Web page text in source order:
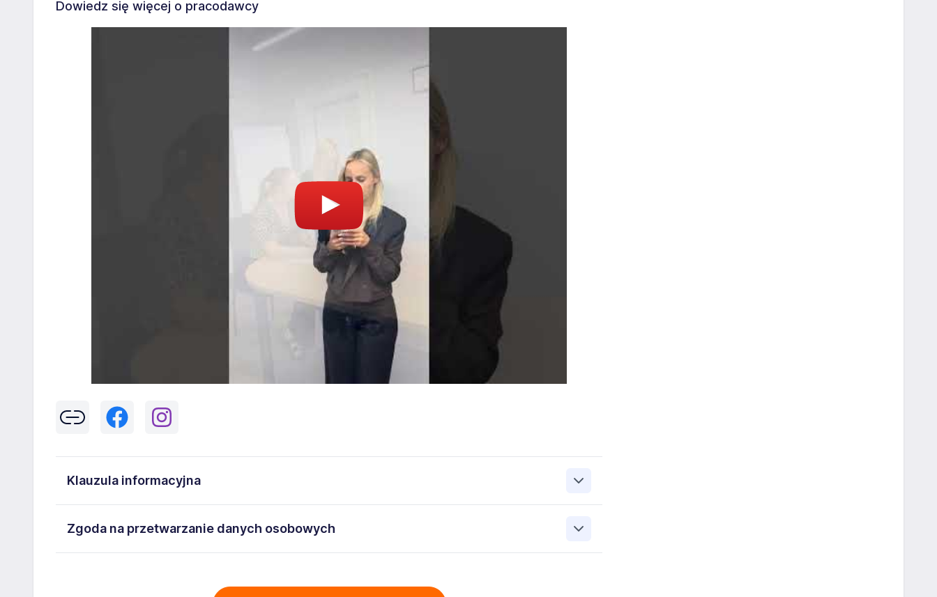
Dowiedz się więcej o pracodawcy
Klauzula informacyjna
43-300 Bielsko-Biała danych osobowych zawartych w zgłoszeniu rekrutacyjnym w celu prowadzenia rekrutacji
Zgoda na przetwarzanie danych osobowych
43-300 Bielsko-Biała ul. 11 Listopada 60-62 , NIP: 5471988634 zawartych w załączonych dokumentach